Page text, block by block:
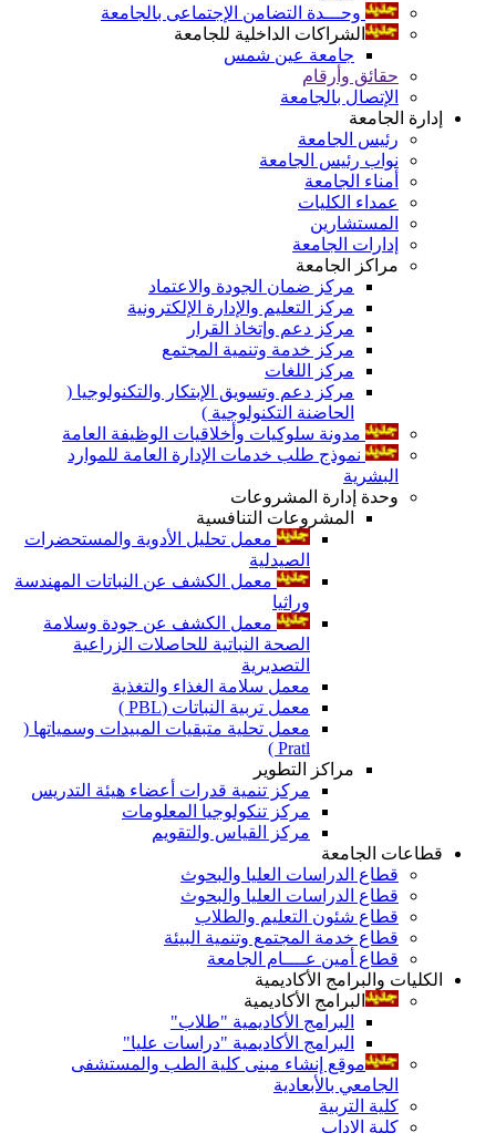
وحـــدة التضامن الإجتماعى بالجامعة
الشراكات الداخلية للجامعة
جامعة عين شمس
حقائق وأرقام
الإتصال بالجامعة
إدارة الجامعة
رئيس الجامعة
نواب رئيس الجامعة
أمناء الجامعة
عمداء الكليات
المستشارين
إدارات الجامعة
مراكز الجامعة
مركز ضمان الجودة والاعتماد
مركز التعليم والإدارة الإلكترونية
مركز دعم وإتخاذ القرار
مركز خدمة وتنمية المجتمع
مركز اللغات
مركز دعم وتسويق الإبتكار والتكنولوجيا (
الحاضنة التكنولوجية )
مدونة سلوكيات وأخلاقيات الوظيفة العامة
نموذج طلب خدمات الإدارة العامة للموارد
البشرية
وحدة إدارة المشروعات
المشروعات التنافسية
معمل تحليل الأدوية والمستحضرات
الصيدلية
معمل الكشف عن النباتات المهندسة
وراثيا
معمل الكشف عن جودة وسلامة
الصحة النباتية للحاصلات الزراعية
التصديرية
معمل سلامة الغذاء والتغذية
معمل تربية النباتات (PBL )
معمل تحلية متبقيات المبيدات وسمياتها (
Pratl )
مراكز التطوير
مركز تنمية قدرات أعضاء هيئة التدريس
مركز تنكولوجيا المعلومات
مركز القياس والتقويم
قطاعات الجامعة
قطاع الدراسات العليا والبحوث
قطاع الدراسات العليا والبحوث
قطاع شئون التعليم والطلاب
قطاع خدمة المجتمع وتنمية البيئة
قطاع أمين عــــام الجامعة
الكليات والبرامج الأكاديمية
البرامج الأكاديمية
البرامج الأكاديمية "طلاب"
البرامج الأكاديمية "دراسات عليا"
موقع إنشاء مبنى كلية الطب والمستشفى
الجامعي بالأبعادية
كلية التربية
كلية الاداب